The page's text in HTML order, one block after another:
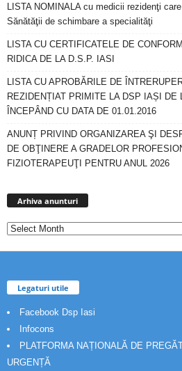
LISTA NOMINALA cu medicii rezidenţi
Sănătăţii de schimbare a specialităţi
LISTA CU CERTIFICATELE DE
RIDICA DE LA D.S.P. IASI
LISTA CU APROBĂRILE DE
REZIDENȚIAT PRIMITE LA DSP IAȘI DE
ÎNCEPÂND CU DATA DE 01.01.2016
ANUNȚ PRIVIND ORGANIZAREA ŞI
DE OBŢINERE A GRADELOR
FIZIOTERAPEUŢI PENTRU ANUL 2026
Arhiva anunturi
Legaturi utile
Facebook Dsp Iasi
Infocons
PLATFORMA NAȚIONALĂ DE
URGENȚĂ